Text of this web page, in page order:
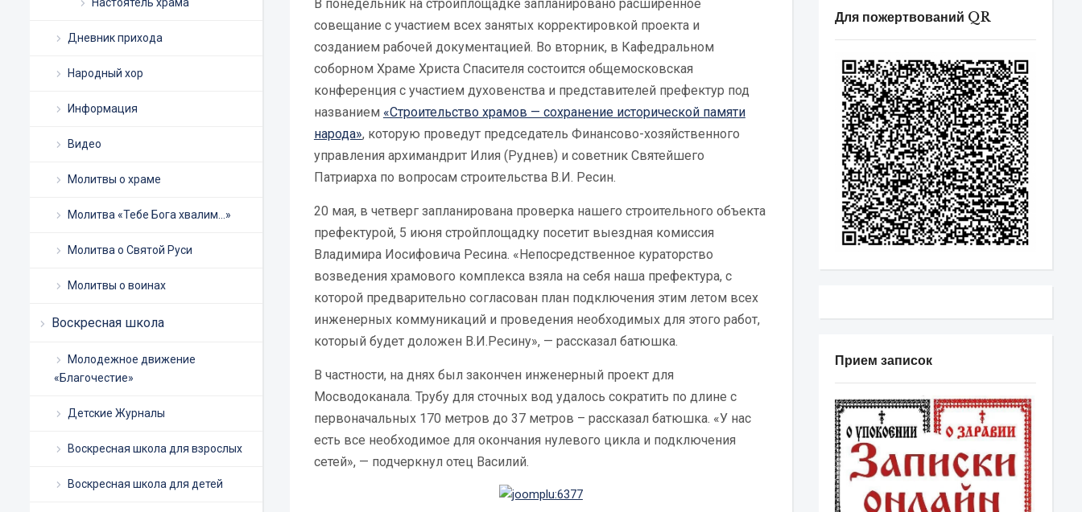
Дневник прихода
Народный хор
Информация
Видео
Молитвы о храме
Молитва «Тебе Бога хвалим…»
Молитва о Святой Руси
Молитвы о воинах
Воскресная школа
Молодежное движение
«Благочестие»
Детские Журналы
Воскресная школа для взрослых
Воскресная школа для детей
В понедельник на стройплощадке запланировано расширенное
совещание с участием всех занятых корректировкой проекта и
созданием рабочей документацией. Во вторник, в Кафедральном
соборном Храме Христа Спасителя состоится общемосковская
конференция с участием духовенства и представителей префектур под
названием «Строительство храмов — сохранение исторической памяти
народа», которую проведут председатель Финансово-хозяйственного
управления архимандрит Илия (Руднев) и советник Святейшего
Патриарха по вопросам строительства В.И. Ресин.
20 мая, в четверг запланирована проверка нашего строительного объекта
префектурой, 5 июня стройплощадку посетит выездная комиссия
Владимира Иосифовича Ресина. «Непосредственное кураторство
возведения храмового комплекса взяла на себя наша префектура, с
которой предварительно согласован план подключения этим летом всех
инженерных коммуникаций и проведения необходимых для этого работ,
который будет доложен В.И.Ресину», — рассказал батюшка.
В частности, на днях был закончен инженерный проект для
Мосводоканала. Трубу для сточных вод удалось сократить по длине с
первоначальных 170 метров до 37 метров – рассказал батюшка. «У нас
есть все необходимое для окончания нулевого цикла и подключения
сетей», — подчеркнул отец Василий.
Для пожертвований QR
Прием записок